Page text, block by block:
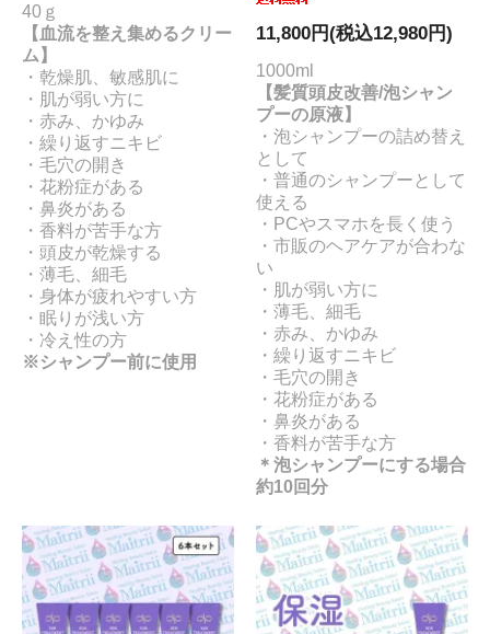
40ｇ
【血流を整え集めるクリー
ム】
・乾燥肌、敏感肌に
・肌が弱い方に
・赤み、かゆみ
・繰り返すニキビ
・毛穴の開き
・花粉症がある
・鼻炎がある
・香料が苦手な方
・頭皮が乾燥する
・薄毛、細毛
・身体が疲れやすい方
・眠りが浅い方
・冷え性の方
※シャンプー前に使用
11,800円(税込12,980円)
1000ml
【髪質頭皮改善/泡シャン
プーの原液】
・泡シャンプーの詰め替え
として
・普通のシャンプーとして
使える
・PCやスマホを長く使う
・市販のヘアケアが合わな
い
・肌が弱い方に
・薄毛、細毛
・赤み、かゆみ
・繰り返すニキビ
・毛穴の開き
・花粉症がある
・鼻炎がある
・香料が苦手な方
＊泡シャンプーにする場合
約10回分